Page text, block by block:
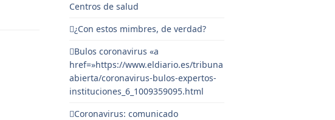
Centros de salud
¿Con estos mimbres, de verdad?
Bulos coronavirus «a
href=»https://www.eldiario.es/tribuna
abierta/coronavirus-bulos-expertos-
instituciones_6_1009359095.html
Coronavirus: comunicado